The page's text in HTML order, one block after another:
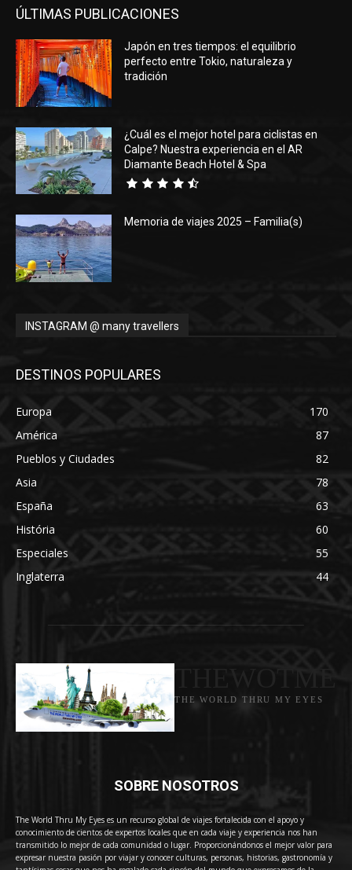
ÚLTIMAS PUBLICACIONES
Japón en tres tiempos: el equilibrio
perfecto entre Tokio, naturaleza y
tradición
¿Cuál es el mejor hotel para ciclistas en
Calpe? Nuestra experiencia en el AR
Diamante Beach Hotel & Spa
Memoria de viajes 2025 – Familia(s)
INSTAGRAM @ many travellers
DESTINOS POPULARES
Europa
170
América
87
Pueblos y Ciudades
82
Asia
78
España
63
História
60
Especiales
55
Inglaterra
44
THE WORLD THRU MY EYES
SOBRE NOSOTROS
The World Thru My Eyes es un recurso global de viajes fortalecida con el apoyo y
conocimiento de cientos de expertos locales que en cada viaje y experiencia nos han
transmitido lo mejor de cada comunidad o lugar. Proporcionándonos el mejor valor para
expresar nuestra pasión por viajar y conocer culturas, personas, historias, gastronomía y